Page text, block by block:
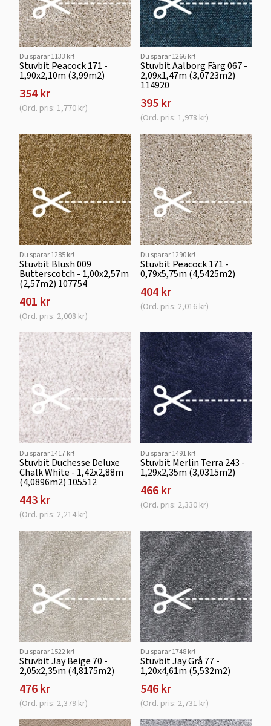
Du sparar 1133 kr!
Stuvbit Peacock 171 -
1,90x2,10m (3,99m2)
354 kr
(Ord. pris: 1,770 kr)
Du sparar 1266 kr!
Stuvbit Aalborg Färg 067 -
2,09x1,47m (3,0723m2)
114920
395 kr
(Ord. pris: 1,978 kr)
Du sparar 1285 kr!
Stuvbit Blush 009
Butterscotch - 1,00x2,57m
(2,57m2) 107754
401 kr
(Ord. pris: 2,008 kr)
Du sparar 1290 kr!
Stuvbit Peacock 171 -
0,79x5,75m (4,5425m2)
404 kr
(Ord. pris: 2,016 kr)
Du sparar 1417 kr!
Stuvbit Duchesse Deluxe
Chalk White - 1,42x2,88m
(4,0896m2) 105512
443 kr
(Ord. pris: 2,214 kr)
Du sparar 1491 kr!
Stuvbit Merlin Terra 243 -
1,29x2,35m (3,0315m2)
466 kr
(Ord. pris: 2,330 kr)
Du sparar 1522 kr!
Stuvbit Jay Beige 70 -
2,05x2,35m (4,8175m2)
476 kr
(Ord. pris: 2,379 kr)
Du sparar 1748 kr!
Stuvbit Jay Grå 77 -
1,20x4,61m (5,532m2)
546 kr
(Ord. pris: 2,731 kr)